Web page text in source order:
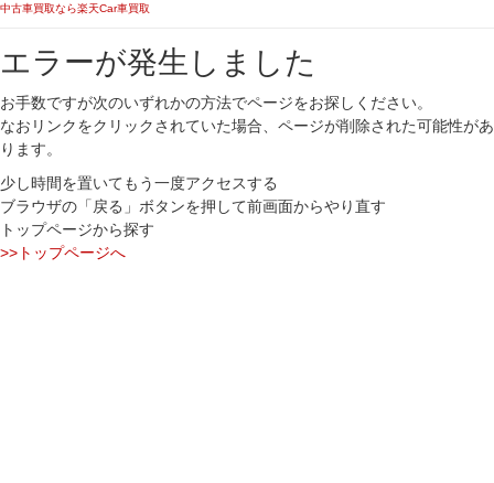
中古車買取なら楽天Car車買取
エラーが発生しました
お手数ですが次のいずれかの方法でページをお探しください。
なおリンクをクリックされていた場合、ページが削除された可能性があ
ります。
少し時間を置いてもう一度アクセスする
ブラウザの「戻る」ボタンを押して前画面からやり直す
トップページから探す
>>トップページへ